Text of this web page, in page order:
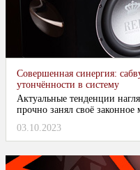
Совершенная синергия:
утончённости в систему
Актуальные тенденции
прочно занял своё законное
03.10.2023